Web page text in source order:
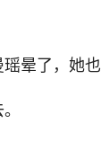
晕了，她也